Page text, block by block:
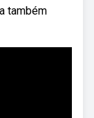
também